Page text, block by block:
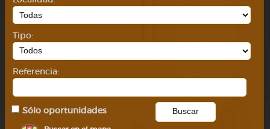
Tipo:
Referencia:
Sólo oportunidades